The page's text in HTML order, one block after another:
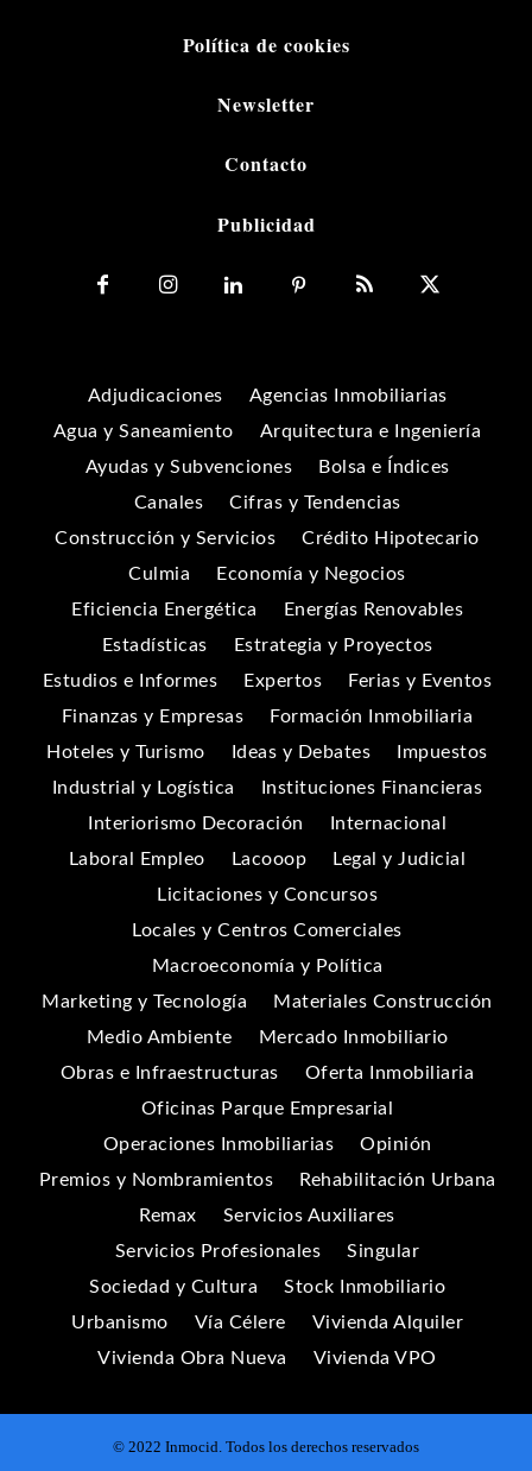
Política de cookies
Newsletter
Contacto
Publicidad
Adjudicaciones
Agencias Inmobiliarias
Agua y Saneamiento
Arquitectura e Ingeniería
Ayudas y Subvenciones
Bolsa e Índices
Canales
Cifras y Tendencias
Construcción y Servicios
Crédito Hipotecario
Culmia
Economía y Negocios
Eficiencia Energética
Energías Renovables
Estadísticas
Estrategia y Proyectos
Estudios e Informes
Expertos
Ferias y Eventos
Finanzas y Empresas
Formación Inmobiliaria
Hoteles y Turismo
Ideas y Debates
Impuestos
Industrial y Logística
Instituciones Financieras
Interiorismo Decoración
Internacional
Laboral Empleo
Lacooop
Legal y Judicial
Licitaciones y Concursos
Locales y Centros Comerciales
Macroeconomía y Política
Marketing y Tecnología
Materiales Construcción
Medio Ambiente
Mercado Inmobiliario
Obras e Infraestructuras
Oferta Inmobiliaria
Oficinas Parque Empresarial
Operaciones Inmobiliarias
Opinión
Premios y Nombramientos
Rehabilitación Urbana
Remax
Servicios Auxiliares
Servicios Profesionales
Singular
Sociedad y Cultura
Stock Inmobiliario
Urbanismo
Vía Célere
Vivienda Alquiler
Vivienda Obra Nueva
Vivienda VPO
© 2022 Inmocid. Todos los derechos reservados